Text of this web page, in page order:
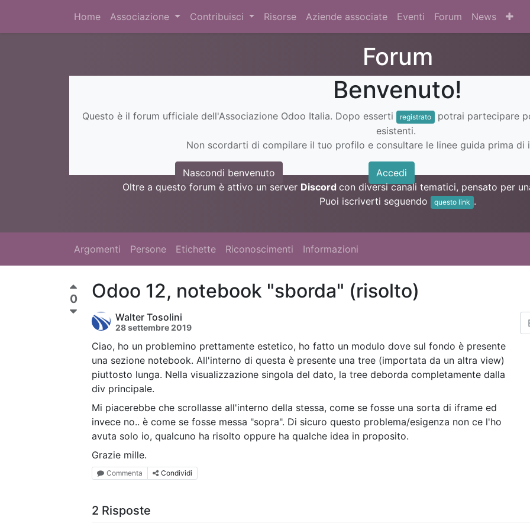
Home Associazione Contribuisci Risorse Aziende associate Eventi Forum News
Forum
Benvenuto!
Questo è il forum ufficiale dell'Associazione Odoo Italia. Dopo esserti registrato
potrai partecipare
esistenti.
Non scordarti di compilare il tuo profilo e consultare le linee guida prima di
Nascondi benvenuto Accedi
Oltre a questo forum è attivo un server Discord con diversi canali tematici, pensato per
Puoi iscriverti seguendo
questo link .
Argomenti Persone Etichette Riconoscimenti Informazioni
0 Odoo 12, notebook "sborda" (risolto)
Walter Tosolini
28 settembre 2019
Ciao, ho un problemino prettamente estetico, ho fatto un modulo dove sul fondo è presente
una sezione notebook. All'interno di questa è presente una tree (importata da un altra view)
piuttosto lunga. Nella visualizzazione singola del dato, la tree deborda completamente dalla
div principale.
Mi piacerebbe che scrollasse all'interno della stessa, come se fosse una sorta di iframe ed
invece no.. è come se fosse messa "sopra". Di sicuro questo problema/esigenza non ce l'ho
avuta solo io, qualcuno ha risolto oppure ha qualche idea in proposito.
Grazie mille.
Commenta Condividi
2 Risposte